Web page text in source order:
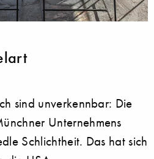
sind unverkennbar: Die
Unternehmens
Schlichtheit. Das hat sich